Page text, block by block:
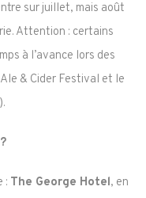
sur juillet, mais août
Attention : certains
à l’avance lors des
& Cider Festival et le
: The George Hotel, en